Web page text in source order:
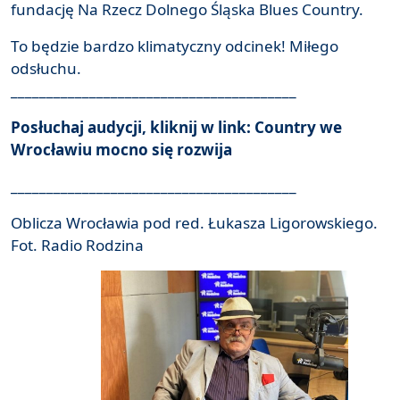
fundację Na Rzecz Dolnego Śląska Blues Country.
To będzie bardzo klimatyczny odcinek! Miłego
odsłuchu.
Posłuchaj audycji, kliknij w link: Country we
Wrocławiu mocno się rozwija
Oblicza Wrocławia pod red. Łukasza Ligorowskiego.
Fot. Radio Rodzina